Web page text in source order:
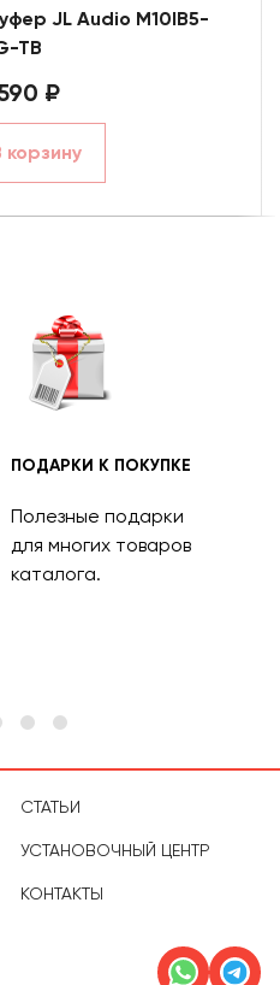
JL Audio M10IB5-
TB
₽
корзину
ПОДАРКИ К ПОКУПКЕ
Полезные подарки
для многих товаров
каталога.
СТАТЬИ
УСТАНОВОЧНЫЙ ЦЕНТР
КОНТАКТЫ